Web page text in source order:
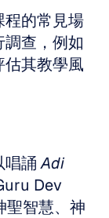
程的常見場
查，例如
其教學風
唱誦 Adi
Dev
聖智慧、神